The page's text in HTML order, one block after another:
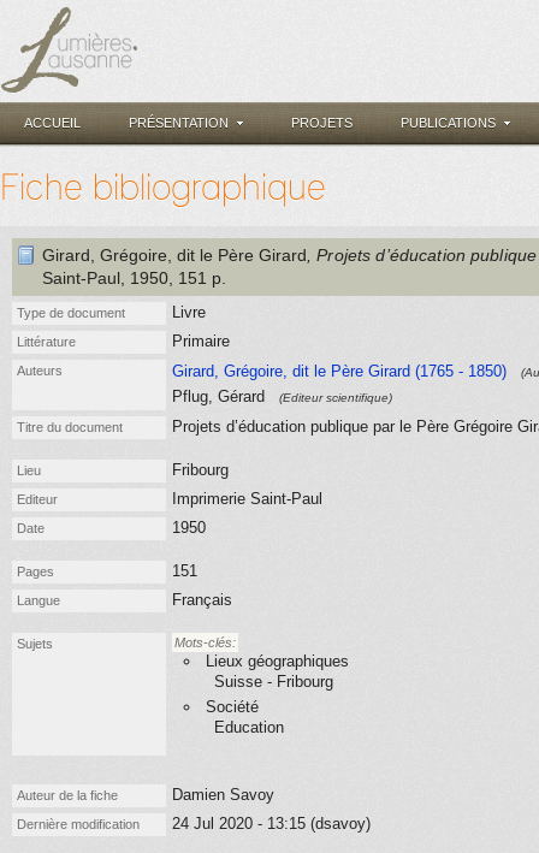
ACCUEIL PRÉSENTATION PROJETS PUBLICATIONS
Fiche bibliographique
Girard, Grégoire, dit le Père Girard , Projets d’éducation
Saint-Paul , 1950 , 151 p.
Type de document Livre
Littérature Primaire
Auteurs Girard, Grégoire, dit le Père Girard (1765 - 1850)
Pflug, Gérard (Editeur scientifique)
Titre du document Projets d’éducation publique par le Père Grégoire
Lieu Fribourg
Editeur Imprimerie Saint-Paul
Date 1950
Pages 151
Langue Français
Sujets Mots-clés:
Lieux géographiques
Suisse - Fribourg
Société
Education
Auteur de la fiche Damien Savoy
Dernière modification 24 Jul 2020 - 13:15 (dsavoy)